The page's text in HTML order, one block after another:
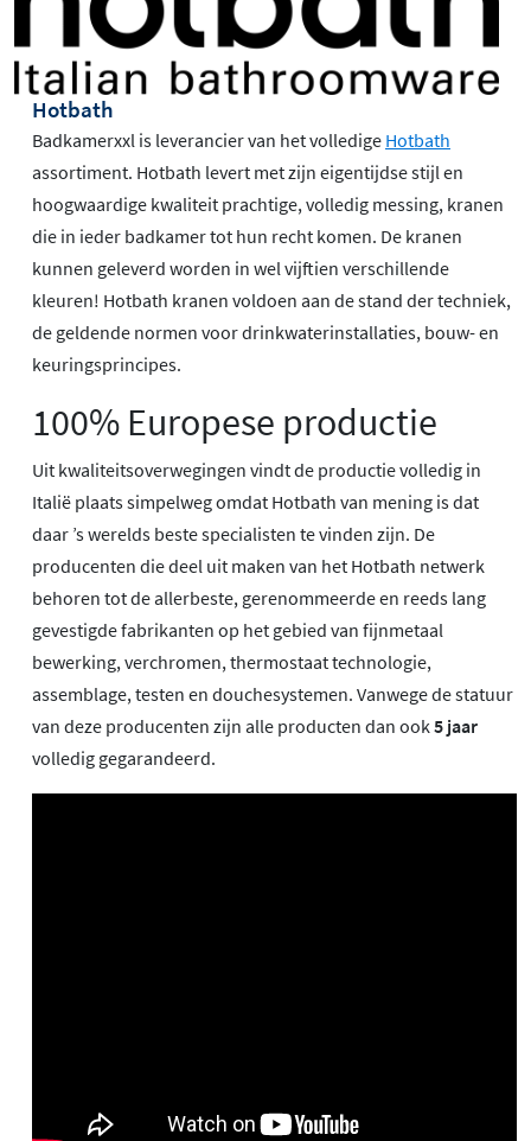
Hotbath
Badkamerxxl is leverancier van het volledige Hotbath
assortiment. Hotbath levert met zijn eigentijdse stijl en
hoogwaardige kwaliteit prachtige, volledig messing, kranen
die in ieder badkamer tot hun recht komen. De kranen
kunnen geleverd worden in wel vijftien verschillende
kleuren! Hotbath kranen voldoen aan de stand der techniek,
de geldende normen voor drinkwaterinstallaties, bouw- en
keuringsprincipes.
100% Europese productie
Uit kwaliteitsoverwegingen vindt de productie volledig in
Italië plaats simpelweg omdat Hotbath van mening is dat
daar ’s werelds beste specialisten te vinden zijn. De
producenten die deel uit maken van het Hotbath netwerk
behoren tot de allerbeste, gerenommeerde en reeds lang
gevestigde fabrikanten op het gebied van fijnmetaal
bewerking, verchromen, thermostaat technologie,
assemblage, testen en douchesystemen. Vanwege de statuur
van deze producenten zijn alle producten dan ook5 jaar
volledig gegarandeerd.